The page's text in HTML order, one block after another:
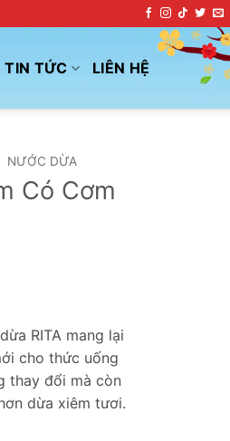
TIN TỨC LIÊN HỆ
NƯỚC DỪA
Có Cơm
RITA mang lại
cho thức uống
thay đổi mà còn
dừa xiêm tươi.